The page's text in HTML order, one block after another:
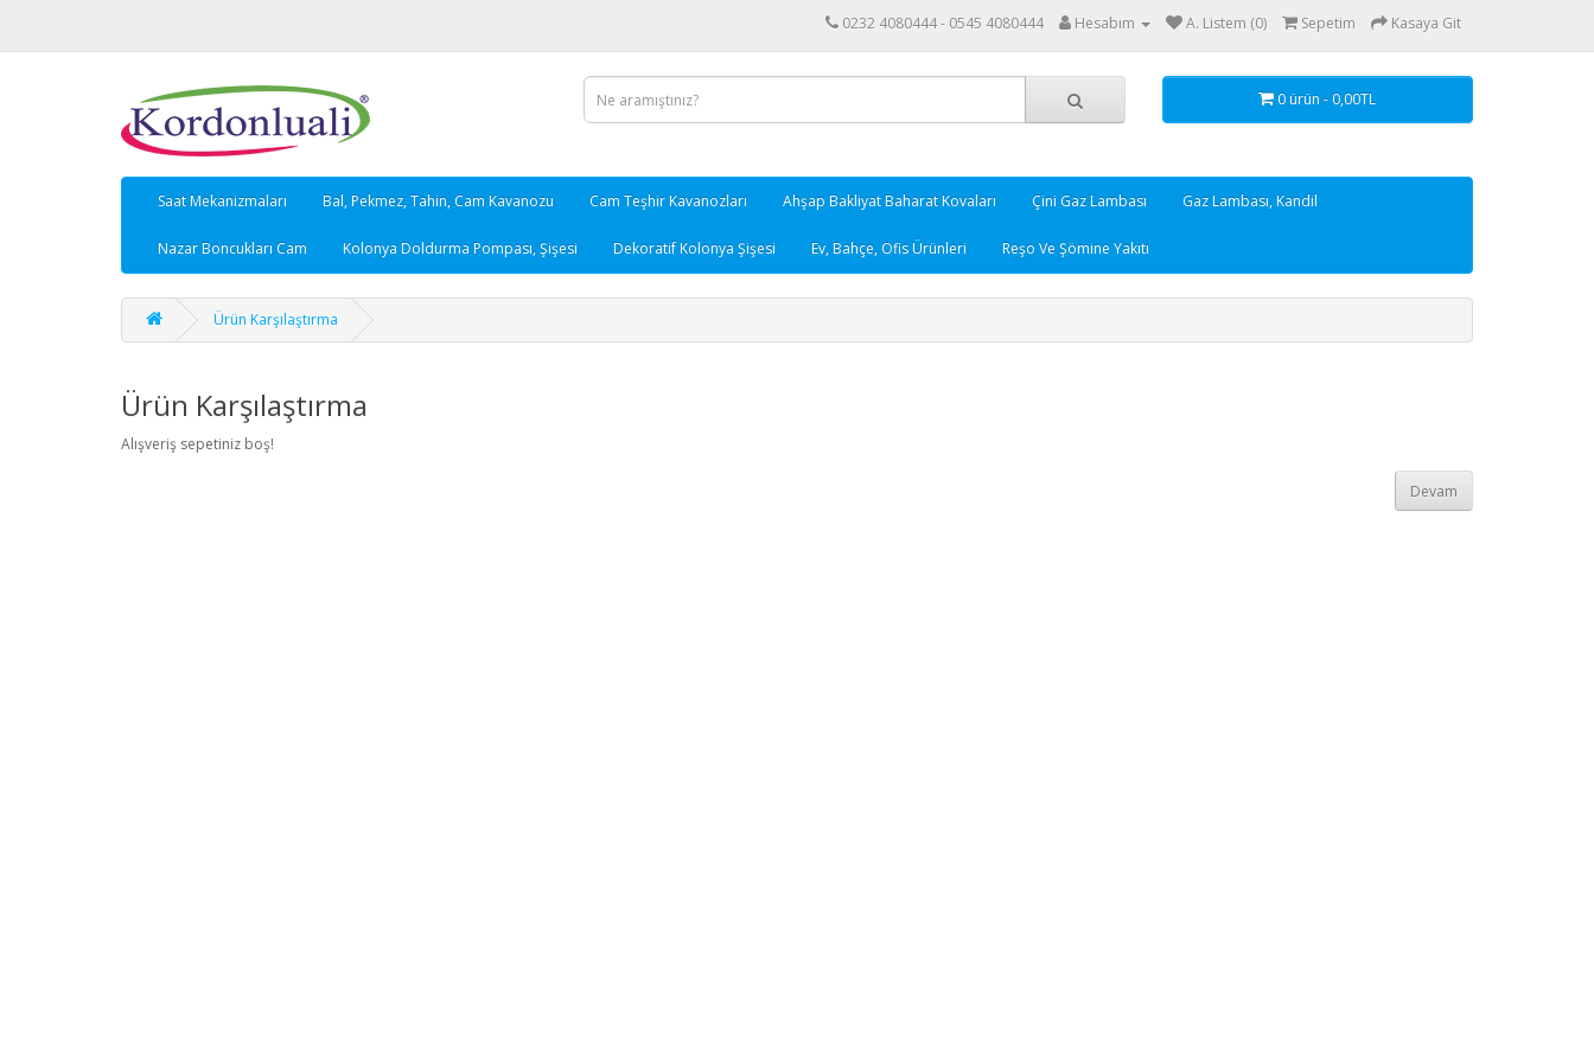
0232 4080444 - 0545 4080444 Hesabım A. Listem (0) Sepetim Kasaya Git
0 ürün - 0,00TL
Saat Mekanizmaları Bal, Pekmez, Tahin, Cam Kavanozu Cam Teşhir Kavanozları Ahşap Bakliyat Baharat Kovaları Çini Gaz Lambası Gaz Lambası, Kandil
Nazar Boncukları Cam Kolonya Doldurma Pompası, Şişesi Dekoratif Kolonya Şişesi Ev, Bahçe, Ofis Ürünleri Reşo Ve Şömine Yakıtı
Ürün Karşılaştırma
Ürün Karşılaştırma
Alışveriş sepetiniz boş!
Devam